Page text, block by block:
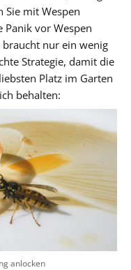
Sie mit Wespen
Panik vor Wespen
nur ein wenig
Strategie, damit die
Platz im Garten
behalten:
anlocken